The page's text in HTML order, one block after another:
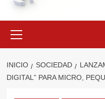
primario
INICIO SOCIEDAD
DIGITAL” PARA MICRO,